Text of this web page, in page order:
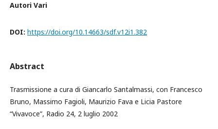
Autori Vari
DOI: https://doi.org/10.14663/sdf.v12i1.382
Abstract
Trasmissione a cura di Giancarlo Santalmassi, con Francesco
Bruno, Massimo Fagioli, Maurizio Fava e Licia Pastore
“Vivavoce”, Radio 24, 2 luglio 2002